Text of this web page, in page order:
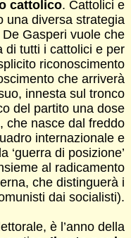
cattolico. Cattolici e
una diversa strategia
Gasperi vuole che
di tutti i cattolici e per
riconoscimento
che arriverà
innesta sul tronco
del partito una dose
che nasce dal freddo
internazionale e
‘guerra di posizione’
al radicamento
che distinguerà i
dai socialisti).
è l’anno della